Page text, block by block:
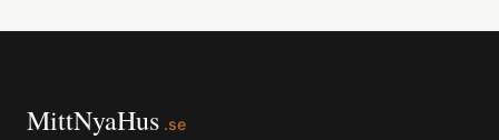
MittNyaHus .se